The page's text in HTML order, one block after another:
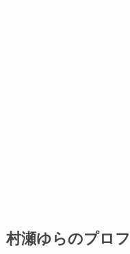
村瀬ゆらのプロ